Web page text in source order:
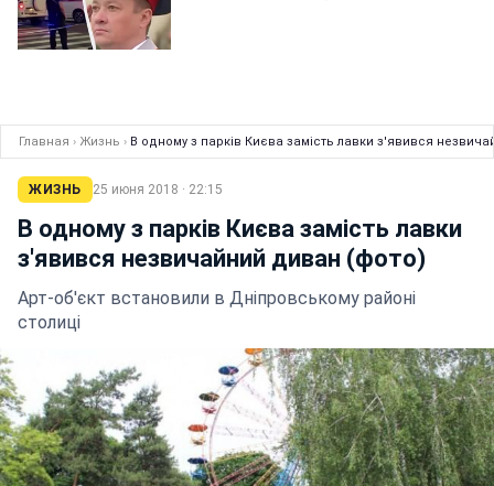
Главная › Жизнь › В одному з парків Києва замість лавки з'явився
ЖИЗНЬ 25 июня 2018 · 22:15
В одному з парків Києва замість лавки
з'явився незвичайний диван (фото)
Арт-об'єкт встановили в Дніпровському районі
столиці